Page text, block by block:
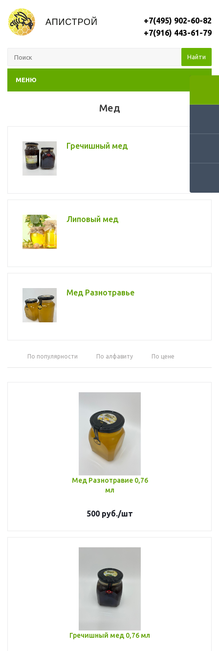
+7(495) 902-60-82
+7(916) 443-61-79
Найти
МЕНЮ
Мед
Гречишный мед
Липовый мед
Мед Разнотравье
По популярности По алфавиту По цене
Мед Разнотравие 0,76
мл
500 руб./шт
Гречишный мед 0,76 мл